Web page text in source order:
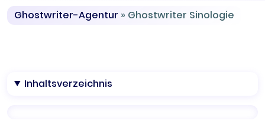
Ghostwriter-Agentur » Ghostwriter Sinologie
Inhaltsverzeichnis